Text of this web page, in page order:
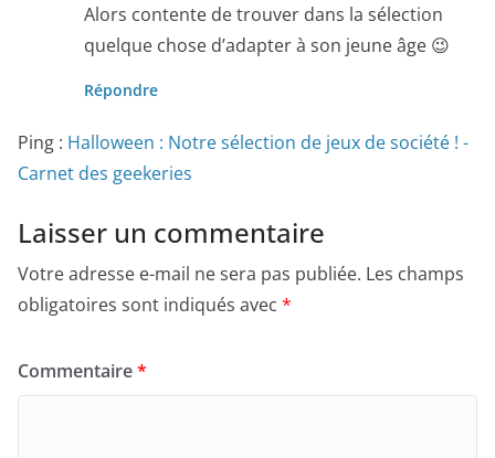
Alors contente de trouver dans la sélection
quelque chose d’adapter à son jeune âge 😉
Répondre
Ping : Halloween : Notre sélection de jeux de société ! -
Carnet des geekeries
Laisser un commentaire
Votre adresse e-mail ne sera pas publiée. Les champs
obligatoires sont indiqués avec *
Commentaire*